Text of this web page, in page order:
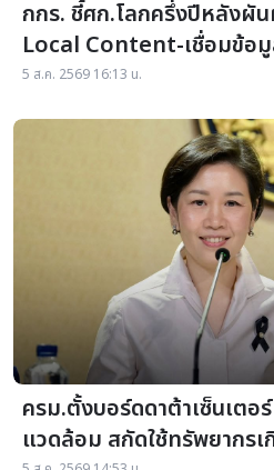
กกร. ชี้ศก.โลกครึ่งปีหลังผัน
Local Content-เชื่อมข้อ
เศรษฐกิจไทย
5 ส.ค. 2569 16:13 น.
ครม.ตั้งบอร์ดดาต้าเซ็นเตอ
แวดล้อม สกัดใช้ทรัพยากร